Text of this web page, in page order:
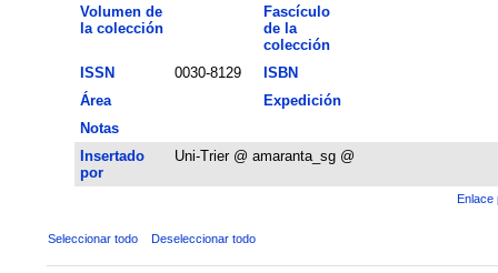
Volumen de
la colección
Fascículo
de la
colección
ISSN
0030-8129
ISBN
Área
Expedición
Notas
Insertado
por
Uni-Trier @ amaranta_sg @
Enlace
Seleccionar todo Deseleccionar todo